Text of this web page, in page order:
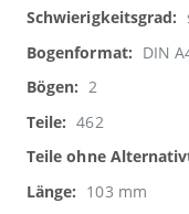
DIN
2
462
103 mm